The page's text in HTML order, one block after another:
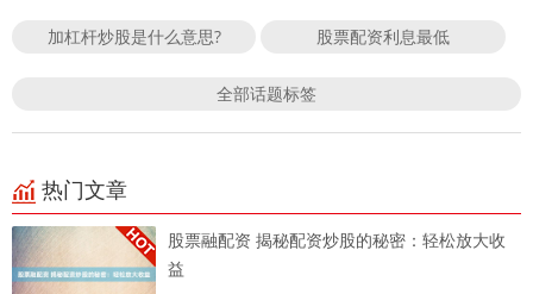
加杠杆炒股是什么意思? 股票配资利息最低
全部话题标签
热门文章
股票融配资 揭秘配资炒股的秘密：轻松放大收
益